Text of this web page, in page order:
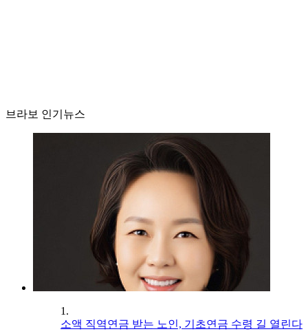
브라보 인기뉴스
1.
소액 직역연금 받는 노인, 기초연금 수령 길 열린다